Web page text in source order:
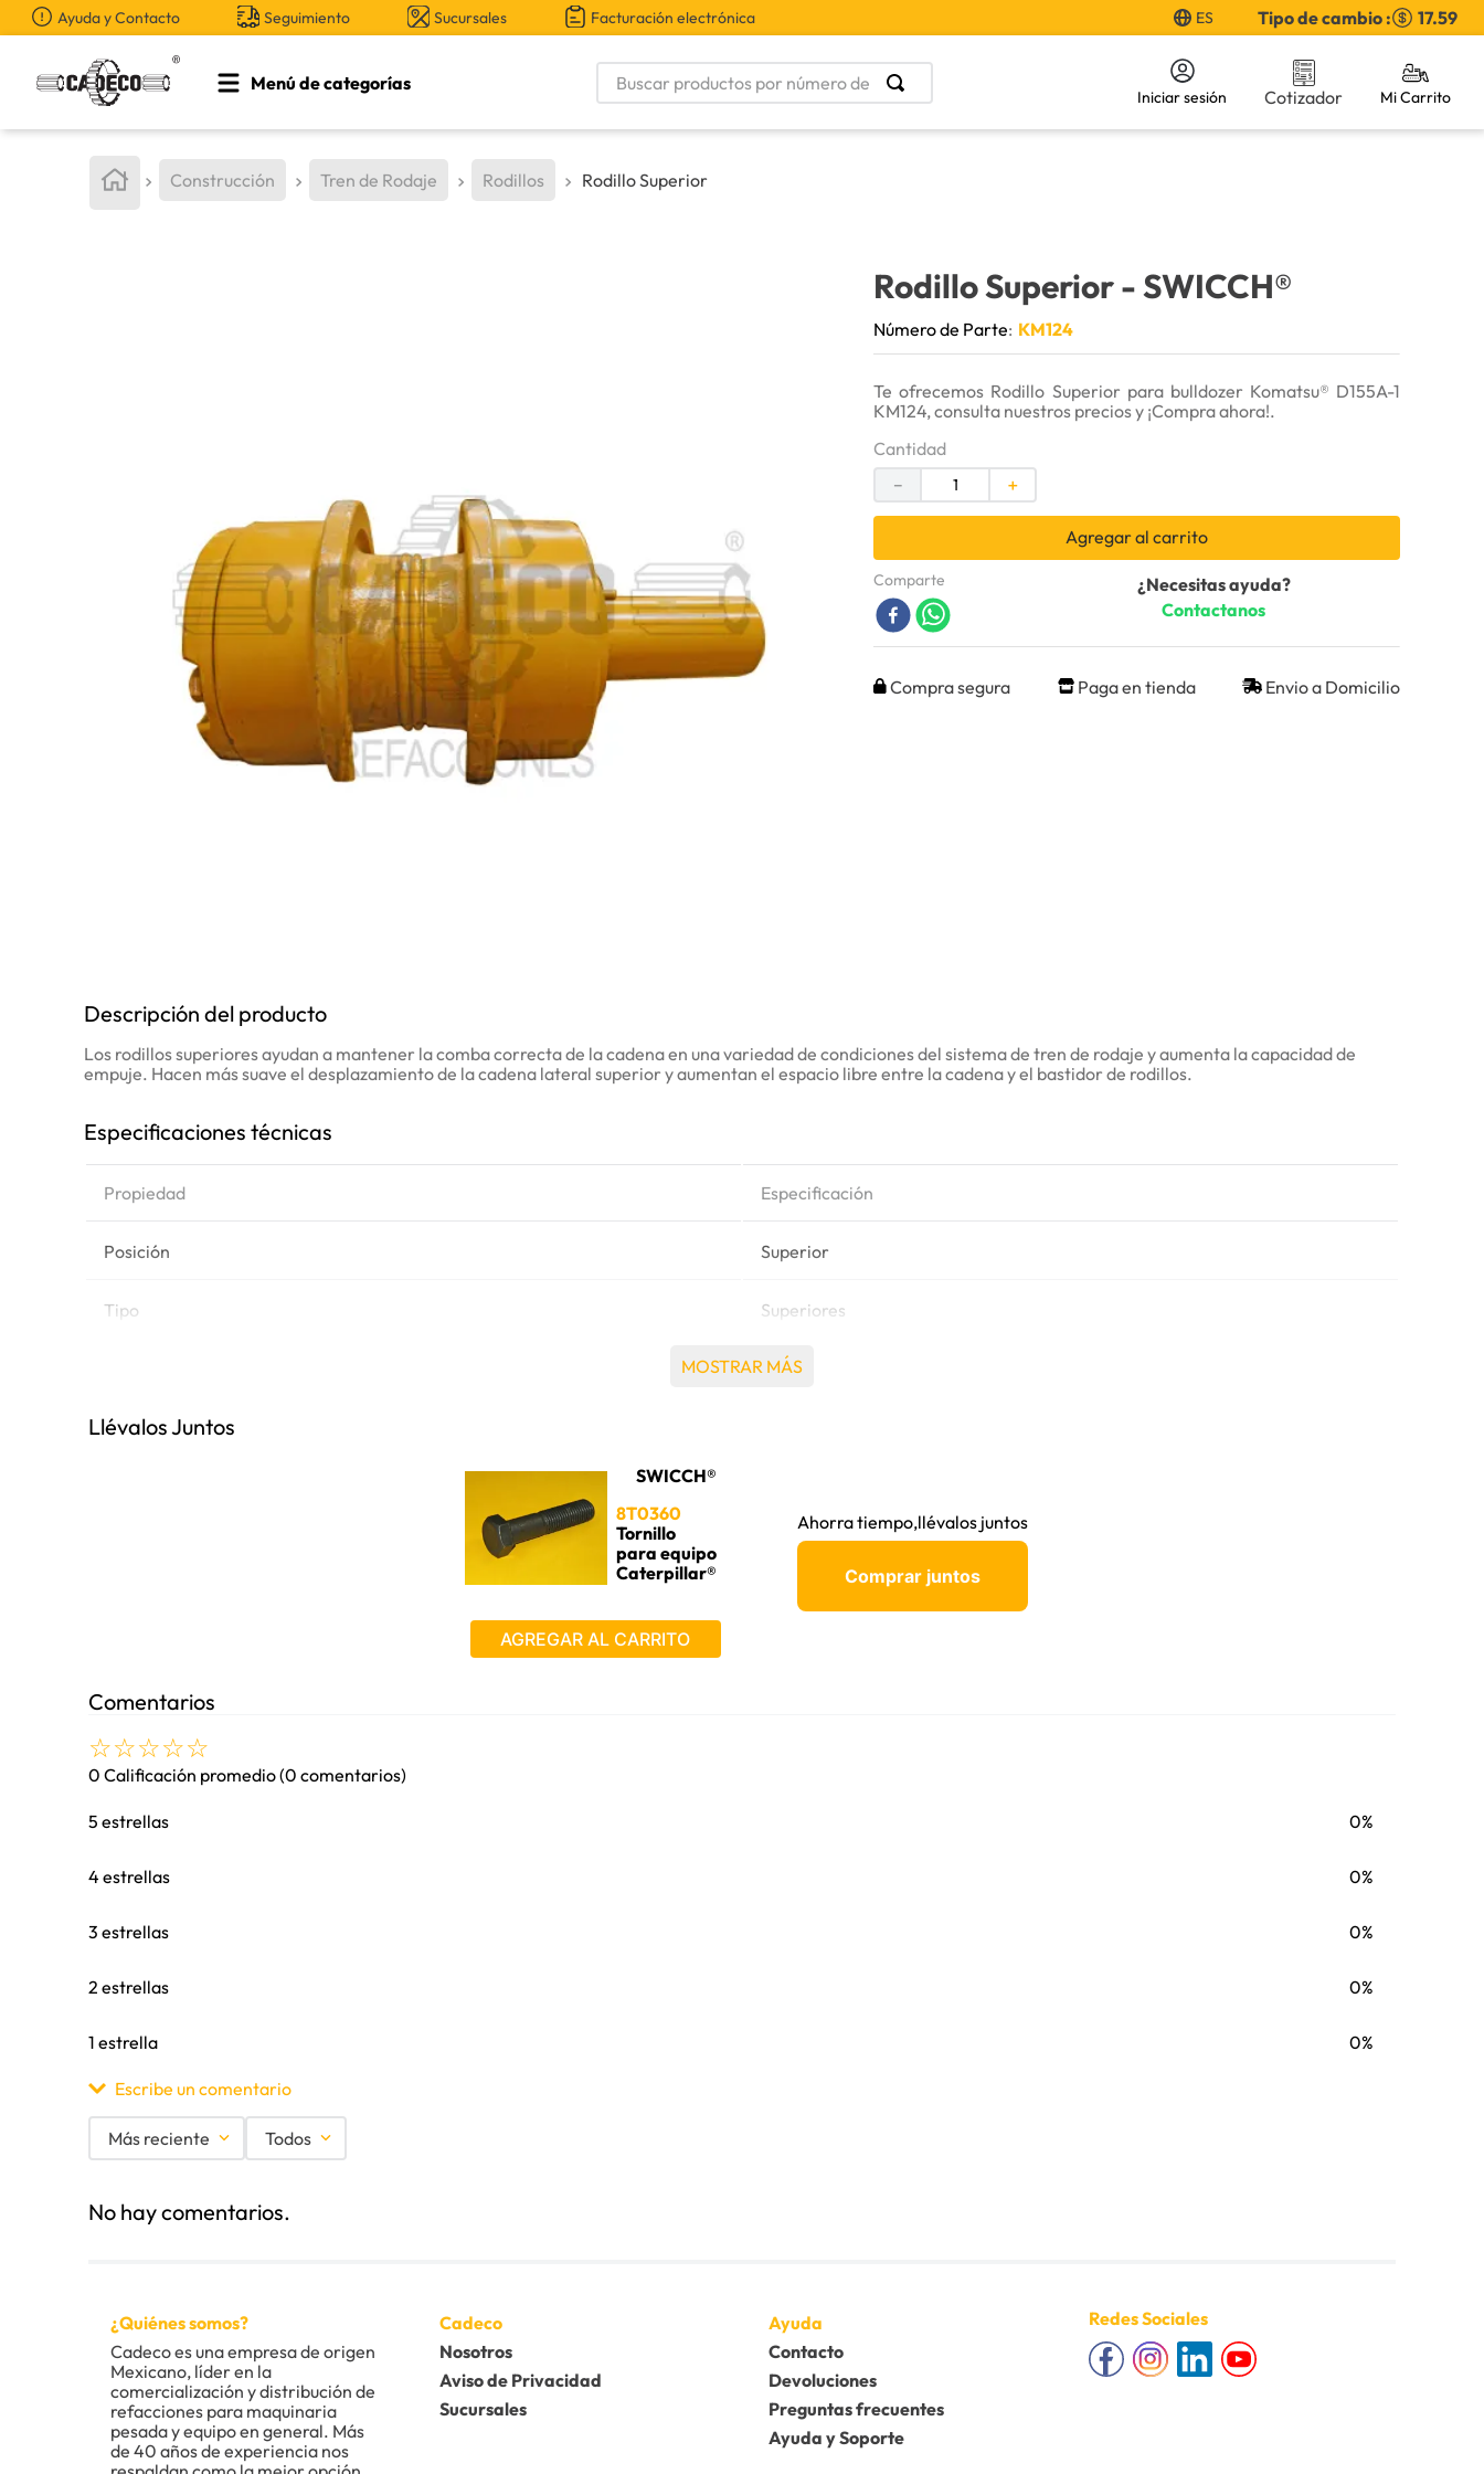
Ayuda y Contacto Seguimiento Sucursales Facturación electrónica ES Tipo de cambio : 17.59
Menú de categorías
Buscar productos por número de parte
Iniciar sesión Cotizador
Construcción Tren de Rodaje Rodillos Rodillo Superior
Rodillo Superior- SWICCH®
Número de Parte: KM124
Te ofrecemos Rodillo Superior para bulldozer Komatsu® D155A-1
KM124, consulta nuestros precios y ¡Compra ahora!.
Cantidad
＋
－
Agregar al carrito
Comparte
¿Necesitas ayuda?
Contactanos
Compra segura Paga en tienda Envio a Domicilio
Descripción del producto
Los rodillos superiores ayudan a mantener la comba correcta de la cadena en una variedad de condiciones del sistema de tren de rodaje y aumenta la capacidad de
empuje. Hacen más suave el desplazamiento de la cadena lateral superior y aumentan el espacio libre entre la cadena y el bastidor de rodillos.
Especificaciones técnicas
Propiedad Especificación
Posición Superior
Tipo Superiores
50.1 Kg
Marca de equipo
Bulldozer
MOSTRAR MÁS
Llévalos Juntos
SWICCH®
8T0360
Tornillo
para equipo
Caterpillar®
AGREGAR AL CARRITO
Ahorra tiempo,llévalos juntos
Comprar juntos
Comentarios
☆☆☆☆☆
0 Calificación promedio(0 comentarios)
5 estrellas 0%
4 estrellas 0%
3 estrellas 0%
2 estrellas 0%
1 estrella 0%
Escribe un comentario
Título
Califica el producto de 1 a 5 estrellas
★★★★★
Tu nombre
Más reciente Todos
No hay comentarios.
¿Quiénes somos?
Cadeco es una empresa de origen
Mexicano, líder en la
comercialización y distribución de
refacciones para maquinaria
pesada y equipo en general. Más
de 40 años de experiencia nos
Cadeco
Nosotros
Aviso de Privacidad
Sucursales
Ayuda
Contacto
Devoluciones
Preguntas frecuentes
Ayuda y Soporte
Redes Sociales
TÉRMINOS MÁS BUSCADOS